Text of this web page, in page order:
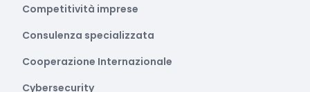
Competitività imprese
Consulenza specializzata
Cooperazione Internazionale
Cybersecurity